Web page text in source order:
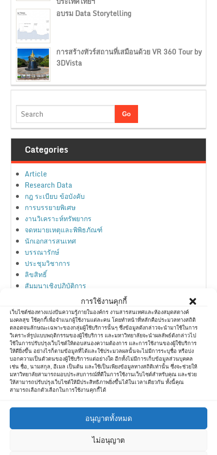
การใช้งานคุกกี้
เว็บไซต์ช่องทางแบ่งปันความรู้ภายในองค์กร งานสารสนเทศและห้องสมุดสตางค์
มงคลสุข ใช้คุกกี้เพื่อจำแนกผู้ใช้งานแต่ละคน โดยทำหน้าที่หลักคือประมวลทางสถิติ
ตลอดจนลักษณะเฉพาะของกลุ่มผู้ใช้บริการนั้นๆ ซึ่งข้อมูลดังกล่าวจะนำมาใช้ในการ
วิเคราะห์รูปแบบพฤติกรรมของผู้ใช้บริการ และมหาวิทยาลัยจะนำผลลัพธ์ดังกล่าวไป
ใช้ในการปรับปรุงเว็บไซต์ให้ตอบสนองความต้องการ และการใช้งานของผู้ใช้บริการ
ให้ดียิ่งขึ้น อย่างไรก็ตามข้อมูลที่ได้และใช้ประมวลผลนั้นจะไม่มีการระบุชื่อ หรือบ่ง
บอกความเป็นตัวตนของผู้ใช้บริการแต่อย่างใด อีกทั้งไม่มีการเก็บข้อมูลส่วนบุคคล
เช่น ชื่อ, นามสกุล, อีเมล เป็นต้น และใช้เป็นเพียงข้อมูลทางสถิติเท่านั้น ซึ่งจะช่วยให้
มหาวิทยาลัยสามารถมอบประสบการณ์ที่ดีในการใช้งานเว็บไซต์สำหรับคุณ และช่วย
ให้สามารถปรับปรุงเว็บไซต์ให้มีประสิทธิภาพยิ่งขึ้นได้ในเวลาเดียวกัน ทั้งนี้คุณ
สามารถเลือกตัวเลือกในการใช้งานคุกกี้ได้
อนุญาตทั้งหมด
ไม่อนุญาต
อบรม Data Storytelling
การสร้างทัวร์สถานที่เสมือนด้วย VR 360 Tour by
3DVista
Categories
Article
Research Data
กฎ ระเบียบ ข้อบังคับ
การบรรยายพิเศษ
งานวิเคราะห์ทรัพยากร
จดหมายเหตุและพิพิธภัณฑ์
นักเอกสารสนเทศ
บรรณารักษ์
ประชุมวิชาการ
ลิขสิทธิ์
สัมมนาเชิงปฏิบัติการ
สื่อสังคมออนไลน์
ห้องสมุด
ห้องสมุดกับการตลาด
อบรมวิชาการ
ไอที
Meta
Log in
Comments feed